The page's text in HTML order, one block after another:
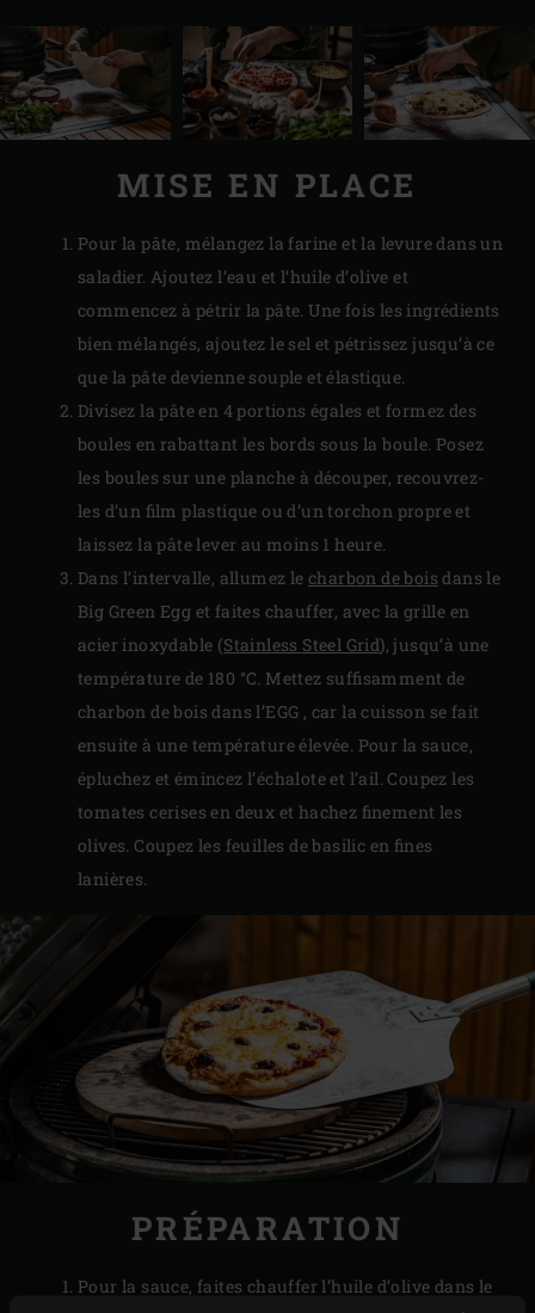
MISE EN PLACE
Pour la pâte, mélangez la farine et la levure dans un
saladier. Ajoutez l’eau et l’huile d’olive et
commencez à pétrir la pâte. Une fois les ingrédients
bien mélangés, ajoutez le sel et pétrissez jusqu’à ce
que la pâte devienne souple et élastique.
Divisez la pâte en 4 portions égales et formez des
boules en rabattant les bords sous la boule. Posez
les boules sur une planche à découper, recouvrez-
les d’un film plastique ou d’un torchon propre et
laissez la pâte lever au moins 1 heure.
Dans l’intervalle, allumez le charbon de bois dans le
Big Green Egg et faites chauffer, avec la grille en
acier inoxydable (Stainless Steel Grid), jusqu’à une
température de 180 °C. Mettez suffisamment de
charbon de bois dans l’EGG , car la cuisson se fait
ensuite à une température élevée. Pour la sauce,
épluchez et émincez l’échalote et l’ail. Coupez les
tomates cerises en deux et hachez finement les
olives. Coupez les feuilles de basilic en fines
lanières.
PRÉPARATION
Pour la sauce, faites chauffer l’huile d’olive dans le